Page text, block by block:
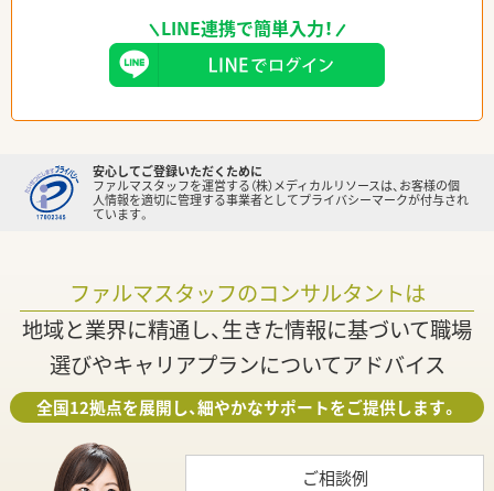
LINE連携で簡単入力！
安心してご登録いただくために
ファルマスタッフを運営する（株）メディカルリソースは、お客様の個
人情報を適切に管理する事業者としてプライバシーマークが付与され
ています。
ファルマスタッフのコンサルタントは
地域と業界に精通し、生きた情報に基づいて職場
選びやキャリアプランについてアドバイス
全国12拠点を展開し、細やかなサポートをご提供します。
ご相談例